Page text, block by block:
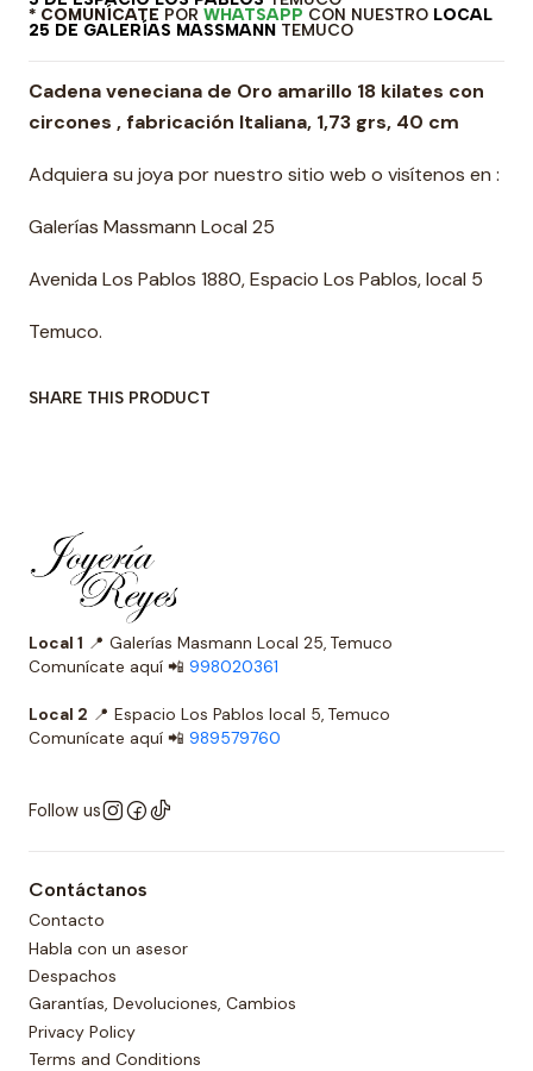
* COMUNÍCATE POR WHATSAPP CON NUESTRO LOCAL
25 DE GALERÍAS MASSMANN TEMUCO
Cadena veneciana de Oro amarillo 18 kilates con
circones , fabricación Italiana, 1,73 grs, 40 cm
Adquiera su joya por nuestro sitio web o visítenos en :
Galerías Massmann Local 25
Avenida Los Pablos 1880, Espacio Los Pablos, local 5
Temuco.
SHARE THIS PRODUCT
Local 1 📍 Galerías Masmann Local 25, Temuco
Comunícate aquí 📲 998020361
Local 2 📍 Espacio Los Pablos local 5, Temuco
Comunícate aquí 📲 989579760
Follow us
Contáctanos
Contacto
Habla con un asesor
Despachos
Garantías, Devoluciones, Cambios
Privacy Policy
Terms and Conditions